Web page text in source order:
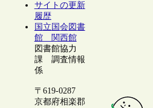
サイトの更新
履歴
国立国会図書
館 関西館
図書館協力
課 調査情報
係
〒619-0287
京都府相楽郡